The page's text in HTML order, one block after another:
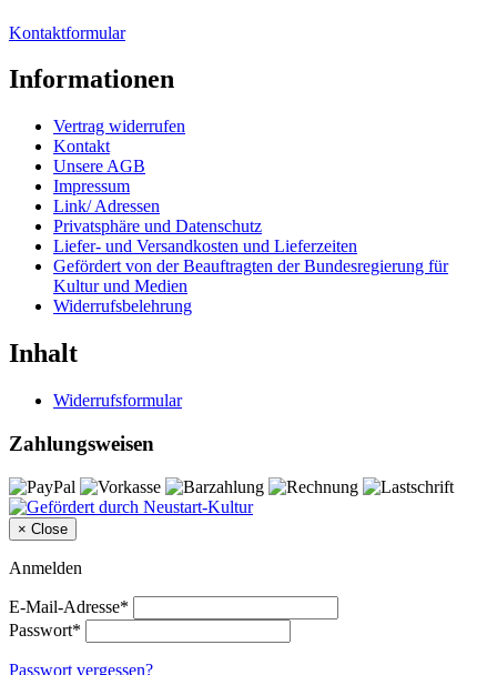
Kontaktformular
Informationen
Vertrag widerrufen
Kontakt
Unsere AGB
Impressum
Link/ Adressen
Privatsphäre und Datenschutz
Liefer- und Versandkosten und Lieferzeiten
Gefördert von der Beauftragten der Bundesregierung für
Kultur und Medien
Widerrufsbelehrung
Inhalt
Widerrufsformular
Zahlungsweisen
× Close
Anmelden
E-Mail-Adresse*
Passwort*
Passwort vergessen?